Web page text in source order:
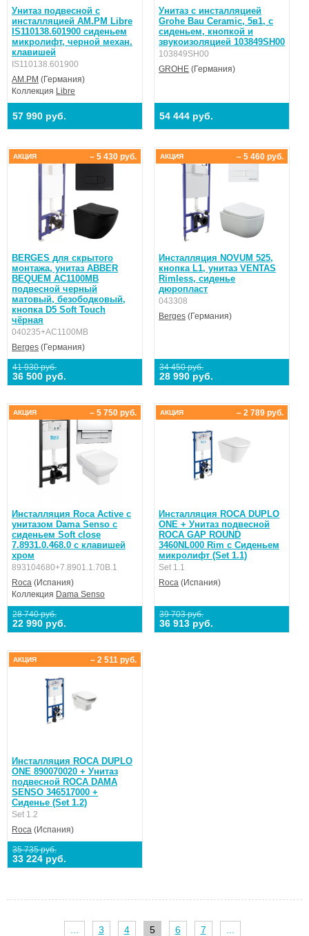
Унитаз подвесной с
инсталляцией AM.PM Libre
IS110138.601900 сиденьем
микролифт, черной механ.
клавишей
IS110138.601900
AM.PM (Германия)
Коллекция Libre
57 990 руб.
Унитаз с инсталляцией
Grohe Bau Ceramic, 5в1, с
сиденьем, кнопкой и
звукоизоляцией 103849SH00
103849SH00
GROHE (Германия)
54 444 руб.
BERGES для скрытого
монтажа, унитаз ABBER
BEQUEM AC1100MB
подвесной черный
матовый, безободковый,
кнопка D5 Soft Touch
чёрная
040235+AC1100MB
Berges (Германия)
41 930 руб.
36 500 руб.
– 5 430 руб.
АКЦИЯ
Инсталляция NOVUM 525,
кнопка L1, унитаз VENTAS
Rimless, сиденье
дюропласт
043308
Berges (Германия)
34 450 руб.
28 990 руб.
– 5 460 руб.
АКЦИЯ
Инсталляция Roca Active с
унитазом Dama Senso c
сиденьем Soft close
7.8931.0.468.0 c клавишей
хром
893104680+7.8901.1.70B.1
Roca (Испания)
Коллекция Dama Senso
28 740 руб.
22 990 руб.
– 5 750 руб.
АКЦИЯ
Инсталляция ROCA DUPLO
ONE + Унитаз подвесной
ROCA GAP ROUND
3460NL000 Rim с Сиденьем
микролифт (Set 1.1)
Set 1.1
Roca (Испания)
39 703 руб.
36 913 руб.
– 2 789 руб.
АКЦИЯ
Инсталляция ROCA DUPLO
ONE 890070020 + Унитаз
подвесной ROCA DAMA
SENSO 346517000 +
Сиденье (Set 1.2)
Set 1.2
Roca (Испания)
35 735 руб.
33 224 руб.
– 2 511 руб.
АКЦИЯ
3 4 5 6 7